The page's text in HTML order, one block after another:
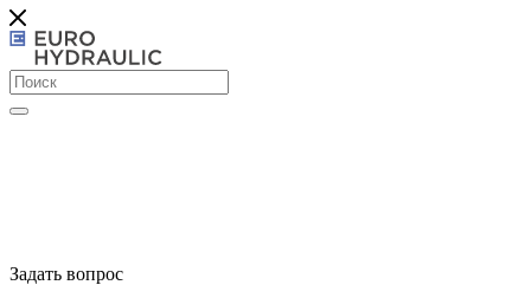
Задать вопрос